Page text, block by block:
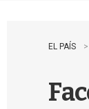
EL PAÍS